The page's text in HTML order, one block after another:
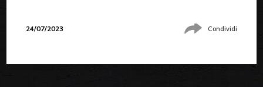
24/07/2023 Condividi